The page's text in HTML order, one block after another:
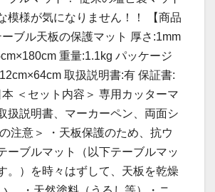
模様が気になりません！！ 【商品
ブル天板の保護マット 厚さ:1mm
重量:1.1kg パッケージ
取扱説明書:有 保証書:
＜セット内容＞ 専用カッターマ
扱説明書、マーカーペン、両面シ
注意＞ ・天板保護のため、抗ウ
ーブルマット（以下テーブルマッ
。）を時々はずして、天板を乾燥